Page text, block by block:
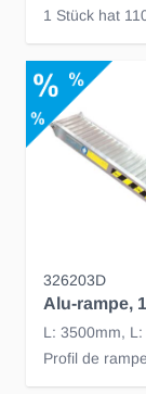
1 Stück hat
326203D
Alu-rampe,
L: 3500mm,
Profil de